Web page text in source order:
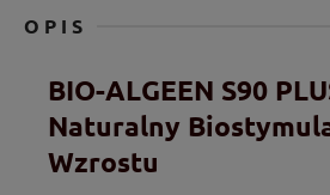
OPIS
BIO-ALGEEN S90
Naturalny
Wzrostu